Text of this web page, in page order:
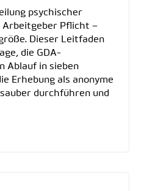
psychischer
Arbeitgeber Pflicht –
Dieser Leitfaden
die GDA-
Ablauf in sieben
Erhebung als anonyme
durchführen und